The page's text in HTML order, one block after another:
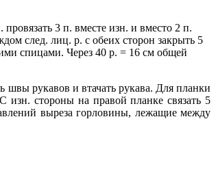
3 п. вместе изн. и вместо 2 п.
след. лиц. р. с обеих сторон закрыть 5
спицами. Через 40 р. = 16 см общей
рукавов и втачать рукава. Для планки
стороны на правой планке связать 5
выреза горловины, лежащие между